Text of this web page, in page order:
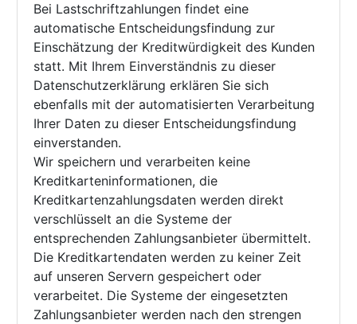
Bei Lastschriftzahlungen findet eine
automatische Entscheidungsfindung zur
Einschätzung der Kreditwürdigkeit des Kunden
statt. Mit Ihrem Einverständnis zu dieser
Datenschutzerklärung erklären Sie sich
ebenfalls mit der automatisierten Verarbeitung
Ihrer Daten zu dieser Entscheidungsfindung
einverstanden.
Wir speichern und verarbeiten keine
Kreditkarteninformationen, die
Kreditkartenzahlungsdaten werden direkt
verschlüsselt an die Systeme der
entsprechenden Zahlungsanbieter übermittelt.
Die Kreditkartendaten werden zu keiner Zeit
auf unseren Servern gespeichert oder
verarbeitet. Die Systeme der eingesetzten
Zahlungsanbieter werden nach den strengen